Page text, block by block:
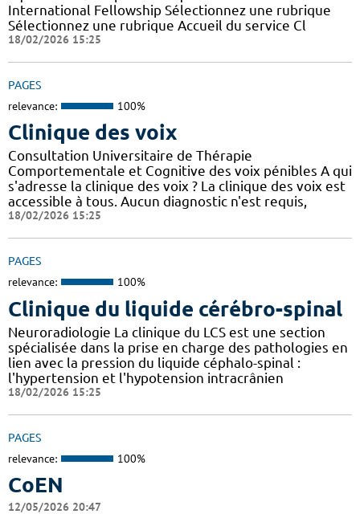
International Fellowship Sélectionnez une rubrique
Sélectionnez une rubrique Accueil du service Cl
18/02/2026 15:25
PAGES
relevance: 100%
Clinique des voix
Consultation Universitaire de Thérapie
Comportementale et Cognitive des voix pénibles A qui
s'adresse la clinique des voix ? La clinique des voix est
accessible à tous. Aucun diagnostic n'est requis,
18/02/2026 15:25
PAGES
relevance: 100%
Clinique du liquide cérébro-spinal
Neuroradiologie La clinique du LCS est une section
spécialisée dans la prise en charge des pathologies en
lien avec la pression du liquide céphalo-spinal :
l'hypertension et l'hypotension intracrânien
18/02/2026 15:25
PAGES
relevance: 100%
CoEN
12/05/2026 20:47